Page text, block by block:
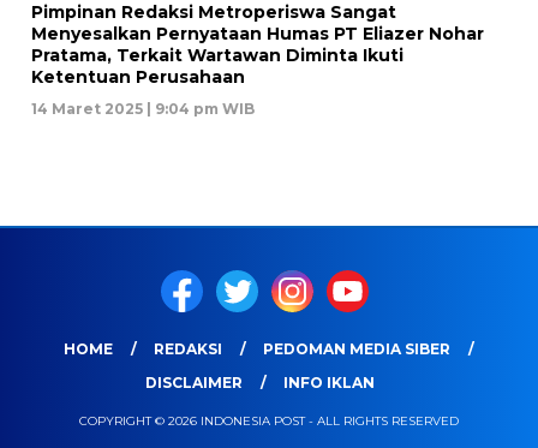
Pimpinan Redaksi Metroperiswa Sangat
Menyesalkan Pernyataan Humas PT Eliazer Nohar
Pratama, Terkait Wartawan Diminta Ikuti
Ketentuan Perusahaan
14 Maret 2025 | 9:04 pm WIB
HOME REDAKSI
PEDOMAN MEDIA SIBER
DISCLAIMER
INFO IKLAN
COPYRIGHT © 2026 INDONESIA POST - ALL RIGHTS RESERVED